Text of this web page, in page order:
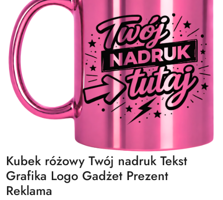
Kubek różowy Twój nadruk Tekst
Grafika Logo Gadżet Prezent
Reklama